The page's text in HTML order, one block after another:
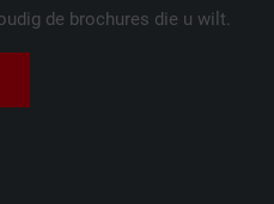
de brochures die u wilt.
het volgen van het gebruik